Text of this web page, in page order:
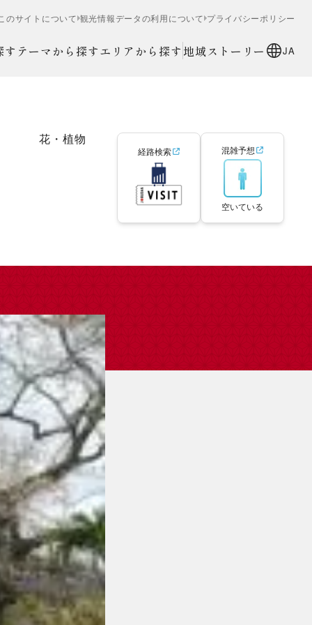
のサイトについて 観光情報データの利用について プライバシーポリシー
す テーマから探すエリアから探す 地域ストーリー JA
花・植物
経路検索 混雑予想
空いている